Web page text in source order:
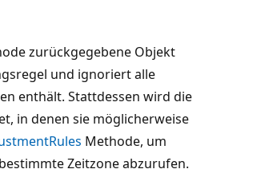
zurückgegebene Objekt
und ignoriert alle
enthält. Stattdessen wird die
in denen sie möglicherweise
Methode, um
Zeitzone abzurufen.